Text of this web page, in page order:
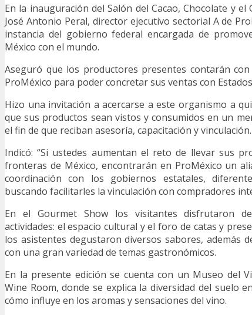
En la inauguración del Salón del Cacao, Chocolate y
José Antonio Peral, director ejecutivo sectorial A de
instancia del gobierno federal encargada de
México con el mundo.
Aseguró que los productores presentes contarán
ProMéxico para poder concretar sus ventas con
Hizo una invitación a acercarse a este organismo a
que sus productos sean vistos y consumidos en un
el fin de que reciban asesoría, capacitación y vinculación.
Indicó: “Si ustedes aumentan el reto de llevar sus
fronteras de México, encontrarán en ProMéxico un
coordinación con los gobiernos estatales,
buscando facilitarles la vinculación con compradores
En el Gourmet Show los visitantes disfrutaron
actividades: el espacio cultural y el foro de catas y
los asistentes degustaron diversos sabores, además
con una gran variedad de temas gastronómicos.
En la presente edición se cuenta con un Museo del
Wine Room, donde se explica la diversidad del suelo
cómo influye en los aromas y sensaciones del vino.